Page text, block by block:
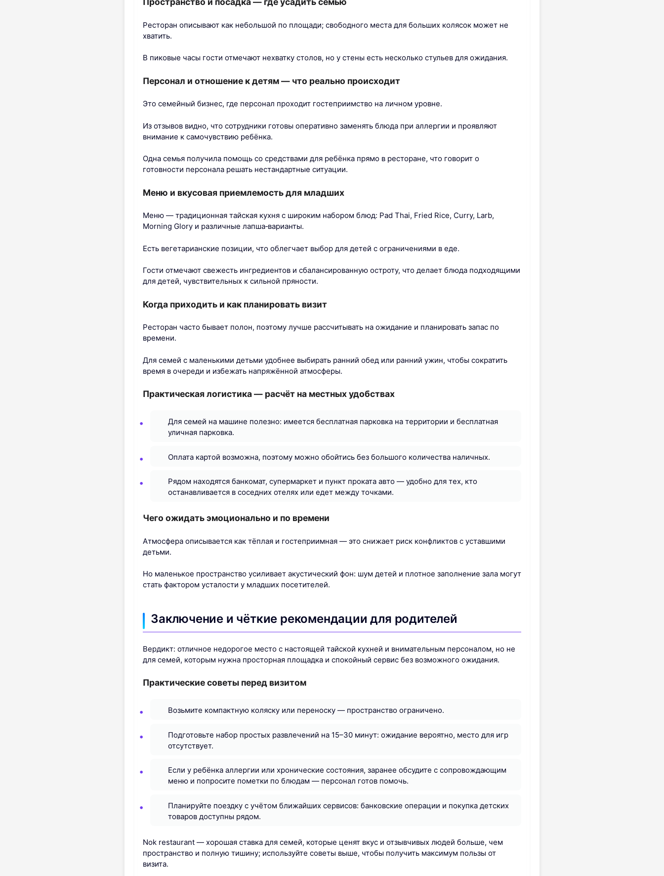
Ресторан описывают как небольшой по площади; свободного места для больших колясок может не
хватить.
В пиковые часы гости отмечают нехватку столов, но у стены есть несколько стульев для ожидания.
Персонал и отношение к детям — что реально происходит
Это семейный бизнес, где персонал проходит гостеприимство на личном уровне.
Из отзывов видно, что сотрудники готовы оперативно заменять блюда при аллергии и проявляют
внимание к самочувствию ребёнка.
Одна семья получила помощь со средствами для ребёнка прямо в ресторане, что говорит о
готовности персонала решать нестандартные ситуации.
Меню и вкусовая приемлемость для младших
Меню — традиционная тайская кухня с широким набором блюд: Pad Thai, Fried Rice, Curry, Larb,
Morning Glory и различные лапша‑варианты.
Есть вегетарианские позиции, что облегчает выбор для детей с ограничениями в еде.
Гости отмечают свежесть ингредиентов и сбалансированную остроту, что делает блюда подходящими
для детей, чувствительных к сильной пряности.
Когда приходить и как планировать визит
Ресторан часто бывает полон, поэтому лучше рассчитывать на ожидание и планировать запас по
времени.
Для семей с маленькими детьми удобнее выбирать ранний обед или ранний ужин, чтобы сократить
время в очереди и избежать напряжённой атмосферы.
Практическая логистика — расчёт на местных удобствах
Для семей на машине полезно: имеется бесплатная парковка на территории и бесплатная
уличная парковка.
Оплата картой возможна, поэтому можно обойтись без большого количества наличных.
Рядом находятся банкомат, супермаркет и пункт проката авто — удобно для тех, кто
останавливается в соседних отелях или едет между точками.
Чего ожидать эмоционально и по времени
Атмосфера описывается как тёплая и гостеприимная — это снижает риск конфликтов с уставшими
детьми.
Но маленькое пространство усиливает акустический фон: шум детей и плотное заполнение зала могут
стать фактором усталости у младших посетителей.
Заключение и чёткие рекомендации для родителей
Вердикт: отличное недорогое место с настоящей тайской кухней и внимательным персоналом, но не
для семей, которым нужна просторная площадка и спокойный сервис без возможного ожидания.
Практические советы перед визитом
Возьмите компактную коляску или переноску — пространство ограничено.
Подготовьте набор простых развлечений на 15–30 минут: ожидание вероятно, место для игр
отсутствует.
Если у ребёнка аллергии или хронические состояния, заранее обсудите с сопровождающим
меню и попросите пометки по блюдам — персонал готов помочь.
Планируйте поездку с учётом ближайших сервисов: банковские операции и покупка детских
товаров доступны рядом.
Nok restaurant — хорошая ставка для семей, которые ценят вкус и отзывчивых людей больше, чем
пространство и полную тишину; используйте советы выше, чтобы получить максимум пользы от
визита.